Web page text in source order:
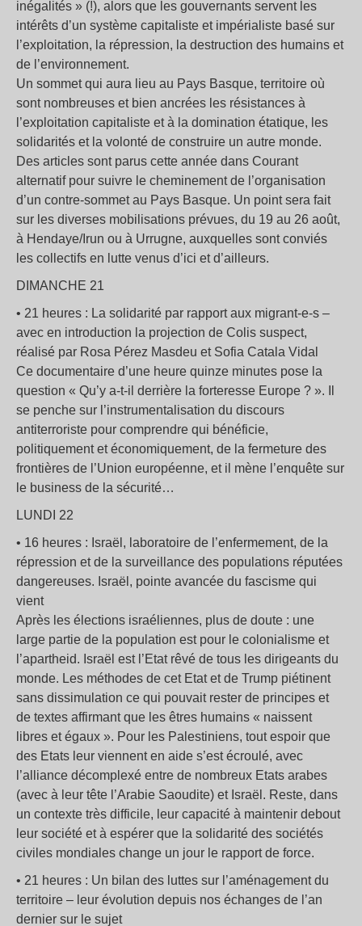
inégalités » (!), alors que les gouvernants servent les
intérêts d’un système capitaliste et impérialiste basé sur
l’exploitation, la répression, la destruction des humains et
de l’environnement.
Un sommet qui aura lieu au Pays Basque, territoire où
sont nombreuses et bien ancrées les résistances à
l’exploitation capitaliste et à la domination étatique, les
solidarités et la volonté de construire un autre monde.
Des articles sont parus cette année dans Courant
alternatif pour suivre le cheminement de l’organisation
d’un contre-sommet au Pays Basque. Un point sera fait
sur les diverses mobilisations prévues, du 19 au 26 août,
à Hendaye/Irun ou à Urrugne, auxquelles sont conviés
les collectifs en lutte venus d’ici et d’ailleurs.
DIMANCHE 21
• 21 heures : La solidarité par rapport aux migrant-e-s –
avec en introduction la projection de Colis suspect,
réalisé par Rosa Pérez Masdeu et Sofia Catala Vidal
Ce documentaire d’une heure quinze minutes pose la
question « Qu’y a-t-il derrière la forteresse Europe ? ». Il
se penche sur l’instrumentalisation du discours
antiterroriste pour comprendre qui bénéficie,
politiquement et économiquement, de la fermeture des
frontières de l’Union européenne, et il mène l’enquête sur
le business de la sécurité…
LUNDI 22
• 16 heures : Israël, laboratoire de l’enfermement, de la
répression et de la surveillance des populations réputées
dangereuses. Israël, pointe avancée du fascisme qui
vient
Après les élections israéliennes, plus de doute : une
large partie de la population est pour le colonialisme et
l’apartheid. Israël est l’Etat rêvé de tous les dirigeants du
monde. Les méthodes de cet Etat et de Trump piétinent
sans dissimulation ce qui pouvait rester de principes et
de textes affirmant que les êtres humains « naissent
libres et égaux ». Pour les Palestiniens, tout espoir que
des Etats leur viennent en aide s’est écroulé, avec
l’alliance décomplexé entre de nombreux Etats arabes
(avec à leur tête l’Arabie Saoudite) et Israël. Reste, dans
un contexte très difficile, leur capacité à maintenir debout
leur société et à espérer que la solidarité des sociétés
civiles mondiales change un jour le rapport de force.
• 21 heures : Un bilan des luttes sur l’aménagement du
territoire – leur évolution depuis nos échanges de l’an
dernier sur le sujet